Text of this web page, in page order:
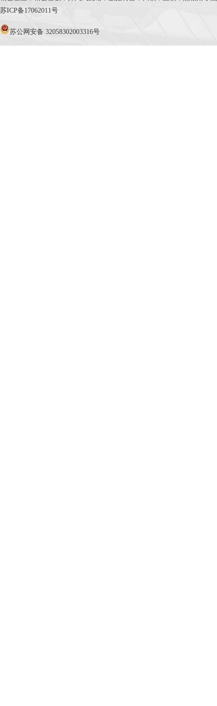
苏ICP备17062011号
苏公网安备 32058302003316号